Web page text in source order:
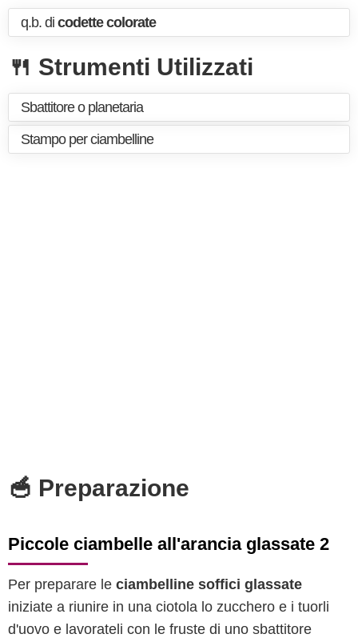
q.b. di codette colorate
🍴 Strumenti Utilizzati
Sbattitore o planetaria
Stampo per ciambelline
🥣 Preparazione
Piccole ciambelle all'arancia glassate 2
Per preparare le ciambelline soffici glassate
iniziate a riunire in una ciotola lo zucchero e i tuorli
d'uovo e lavorateli con le fruste di uno sbattitore